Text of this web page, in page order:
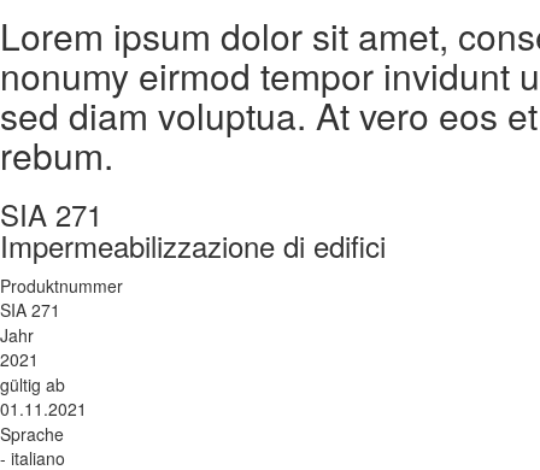
Lorem ipsum dolor sit amet,
nonumy eirmod tempor invidunt
sed diam voluptua. At vero eos
rebum.
SIA 271
Impermeabilizzazione di edifici
Produktnummer
SIA 271
Jahr
2021
gültig ab
01.11.2021
Sprache
- italiano